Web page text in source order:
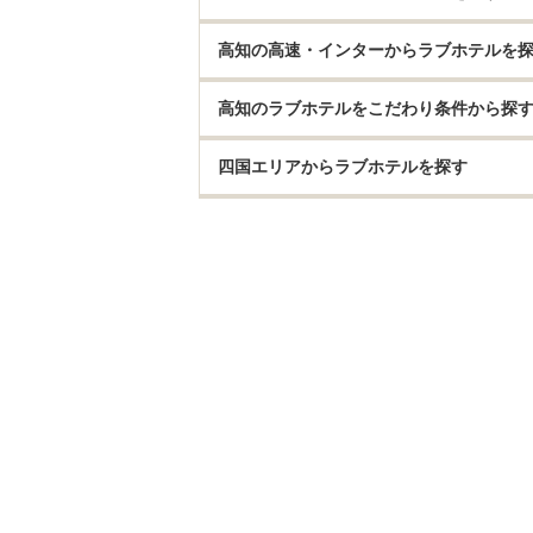
高知の高速・インターからラブホテルを
高知のラブホテルをこだわり条件から探す
四国エリアからラブホテルを探す